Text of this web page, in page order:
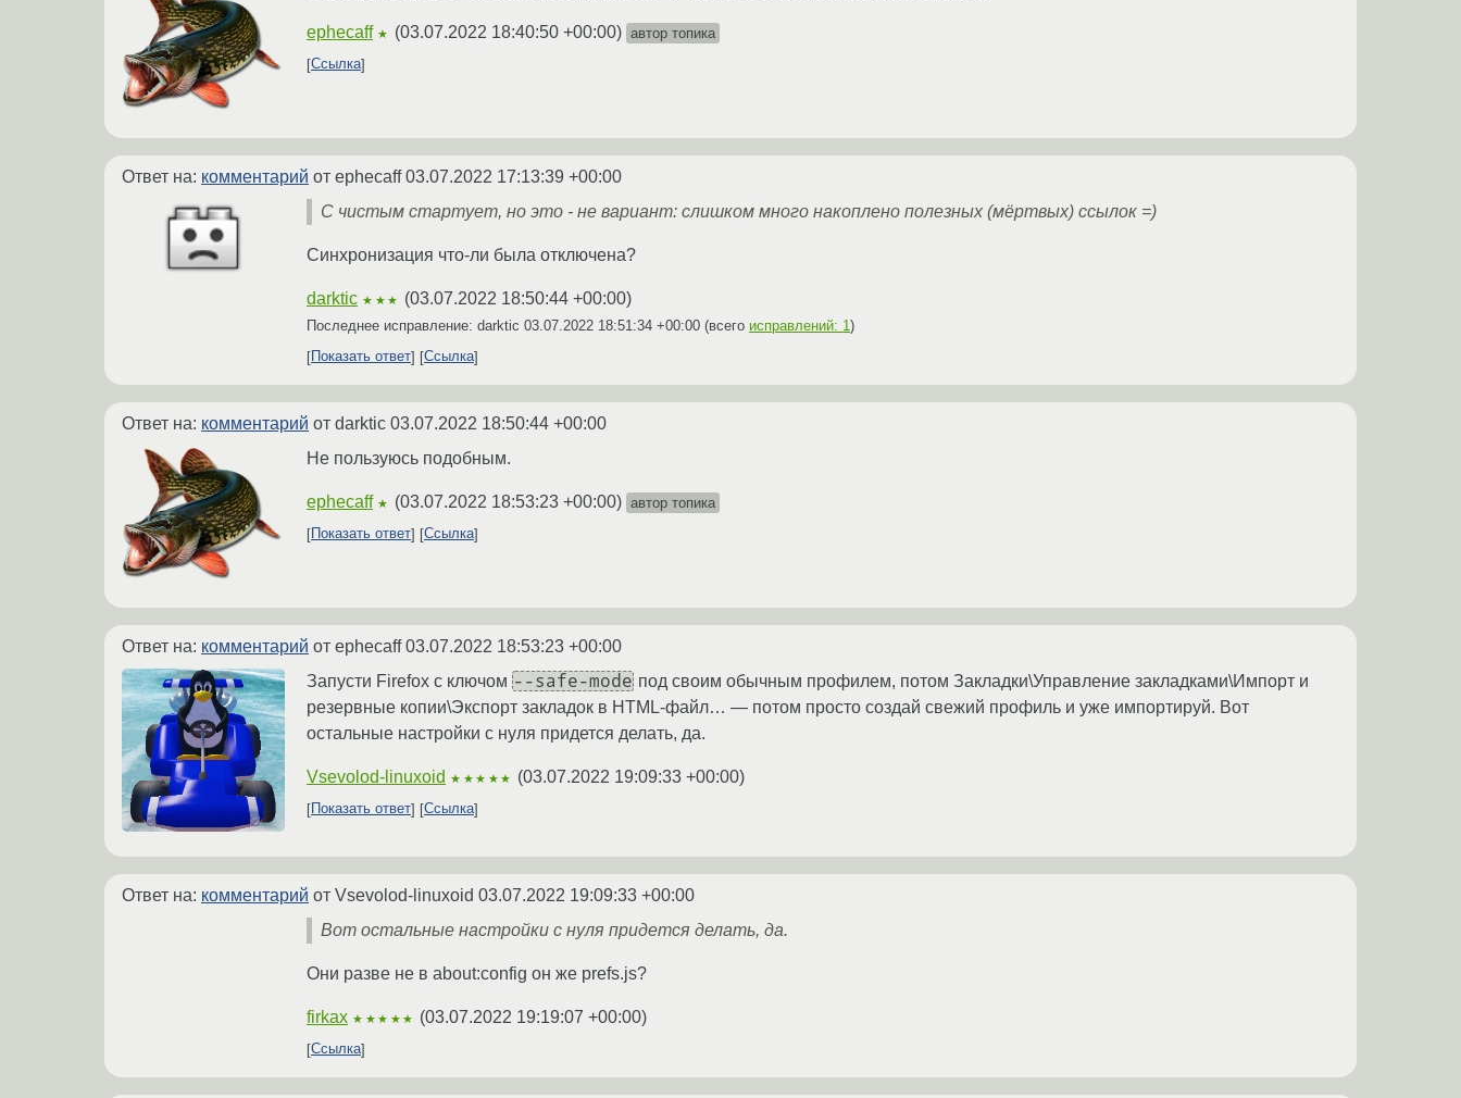
ephecaff ★ (03.07.2022 18:40:50 +00:00) автор топика
Ссылка
Ответ на: комментарий от ephecaff03.07.2022 17:13:39 +00:00
С чистым стартует, но это - не вариант: слишком много накоплено полезных (мёртвых) ссылок =)
Синхронизация что-ли была отключена?
darktic ★★★ (03.07.2022 18:50:44 +00:00)
Последнее исправление: darktic 03.07.2022 18:51:34 +00:00 (всего исправлений: 1 )
Показать ответ
Ссылка
Ответ на: комментарий от darktic 03.07.2022 18:50:44 +00:00
Не пользуюсь подобным.
ephecaff ★ (03.07.2022 18:53:23 +00:00) автор топика
Показать ответ
Ссылка
Ответ на: комментарий от ephecaff03.07.2022 18:53:23 +00:00
Запусти Firefox с ключом --safe-mode под своим обычным профилем, потом Закладки\Управление закладками\Импорт и
резервные копии\Экспорт закладок в HTML-файл… — потом просто создай свежий профиль и уже импортируй. Вот
остальные настройки с нуля придется делать, да.
Vsevolod-linuxoid ★★★★★ (03.07.2022 19:09:33 +00:00)
Показать ответ Ссылка
Ответ на: комментарий от Vsevolod-linuxoid 03.07.2022 19:09:33 +00:00
Вот остальные настройки с нуля придется делать, да.
Они разве не в about:config он же prefs.js?
firkax ★★★★★ (03.07.2022 19:19:07 +00:00)
Ссылка